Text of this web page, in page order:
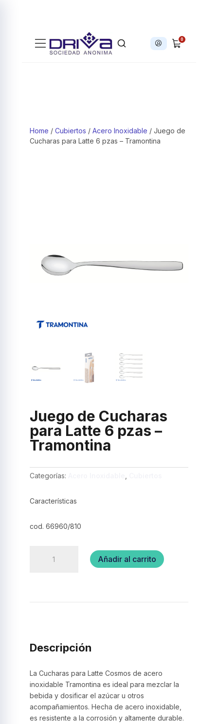
Iniciar sesión
0
Home / Cubiertos / Acero Inoxidable / Juego de
Cucharas para Latte 6 pzas – Tramontina
Juego de Cucharas
para Latte 6 pzas –
Tramontina
Categorías:
Características
cod. 66960/810
6
cantidad
Añadir al carrito
Descripción
La Cucharas para Latte Cosmos de acero
inoxidable Tramontina es ideal para mezclar la
bebida y dosificar el azúcar u otros
acompañamientos. Hecha de acero inoxidable,
es resistente a la corrosión y altamente durable.